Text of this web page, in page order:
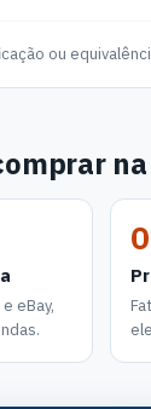
ou
eBay,